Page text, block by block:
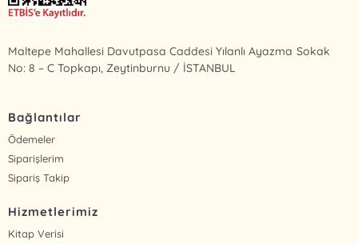
Maltepe Mahallesi Davutpasa Caddesi Yılanlı Ayazma Sokak
No: 8 – C Topkapı, Zeytinburnu / İSTANBUL
Bağlantılar
Ödemeler
Siparişlerim
Sipariş Takip
Hizmetlerimiz
Kitap Verisi